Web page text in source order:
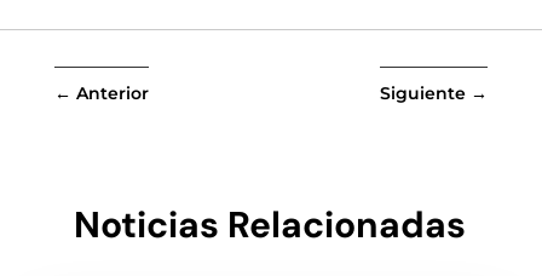
← Anterior Siguiente →
Noticias Relacionadas